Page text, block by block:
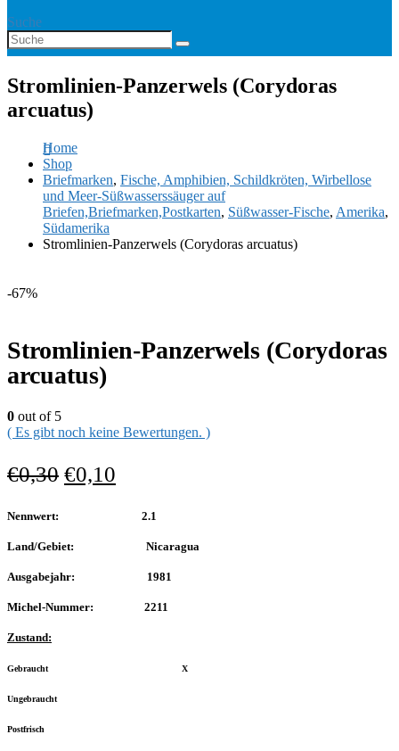
Suche
Stromlinien-Panzerwels (Corydoras
arcuatus)
Home
Shop
Briefmarken, Fische, Amphibien, Schildkröten, Wirbellose
und Meer-Süßwasserssäuger auf
Briefen,Briefmarken,Postkarten, Süßwasser-Fische, Amerika,
Südamerika
Stromlinien-Panzerwels (Corydoras arcuatus)
-67%
Stromlinien-Panzerwels (Corydoras
arcuatus)
0 out of 5
( Es gibt noch keine Bewertungen. )
€0,30 €0,10
Nennwert: 2.1
Land/Gebiet: Nicaragua
Ausgabejahr: 1981
Michel-Nummer: 2211
Zustand:
Gebraucht X
Ungebraucht
Postfrisch